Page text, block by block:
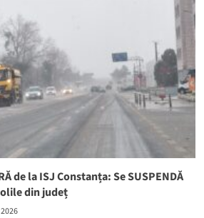
de la ISJ Constanța: Se SUSPENDĂ
din județ